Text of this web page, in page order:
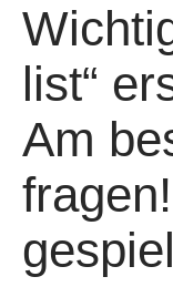
list“
Am